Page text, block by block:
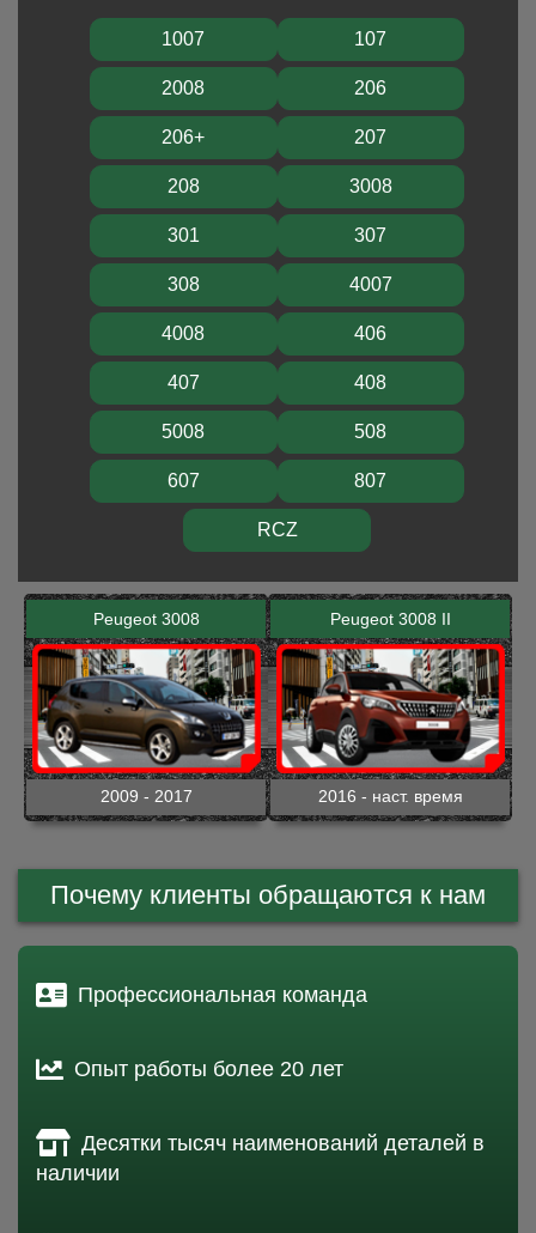
1007 107
2008 206
206+ 207
208 3008
301 307
308 4007
4008 406
407 408
5008 508
607 807
RCZ
Peugeot 3008
2009 - 2017
Peugeot 3008 II
2016 - наст. время
Почему клиенты обращаются к нам
Профессиональная команда
Опыт работы более 20 лет
Десятки тысяч наименований деталей в
наличии